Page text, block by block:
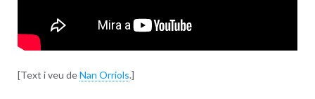
[Text i veu deNan Orriols.]